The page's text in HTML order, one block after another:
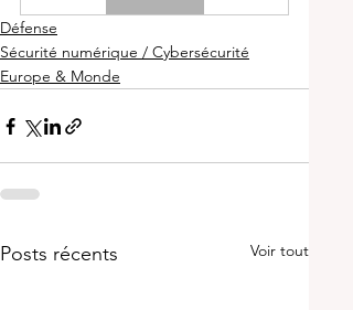
Défense
Sécurité numérique / Cybersécurité
Europe & Monde
Posts récents Voir tout